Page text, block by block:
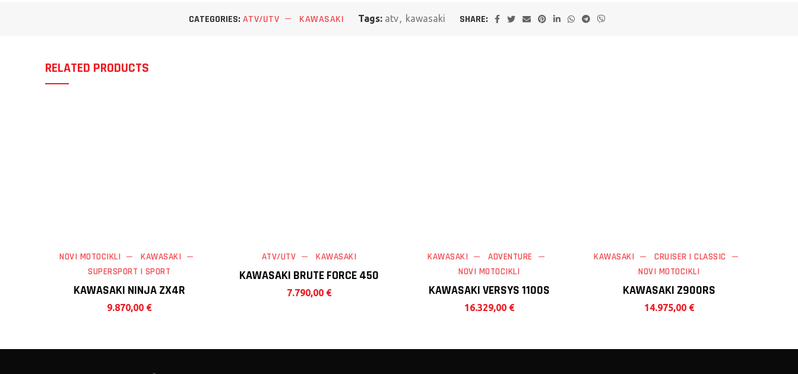
CATEGORIES: ATV/UTV KAWASAKI Tags: atv, kawasaki SHARE:
RELATED PRODUCTS
KAWASAKI NINJA ZX4R
NOVI MOTOCIKLI
KAWASAKI
SUPERSPORT | SPORT
9.870,00 €
KAWASAKI BRUTE FORCE 450
ATV/UTV KAWASAKI
7.790,00 € KAWASAKI VERSYS 1100S
KAWASAKI
ADVENTURE
NOVI MOTOCIKLI
16.329,00 €
KAWASAKI Z900RS
KAWASAKI
CRUISER | CLASSIC
NOVI MOTOCIKLI
14.975,00 €